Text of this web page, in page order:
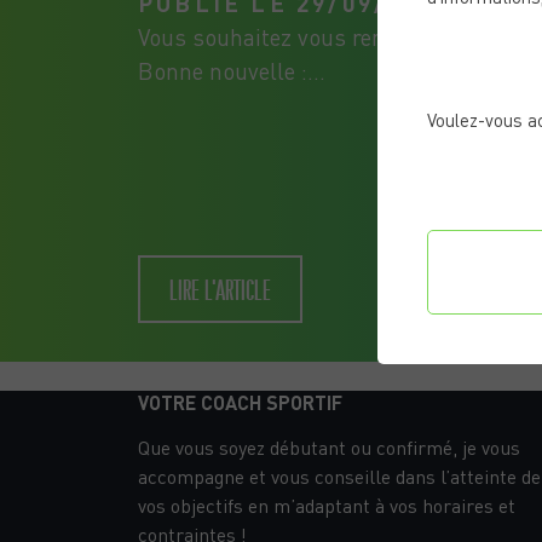
Vous souhaitez vous remettre en
Bonne nouvelle :...
LIRE L'ARTICLE
VOTRE COACH SPORTIF
Que vous soyez débutant ou confirmé, je vous
accompagne et vous conseille dans l’atteinte de
vos objectifs en m’adaptant à vos horaires et
contraintes !
Voulez-vous